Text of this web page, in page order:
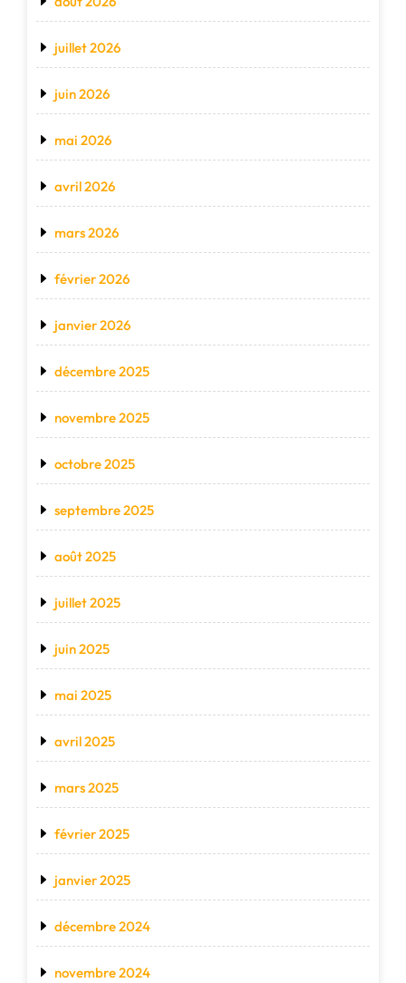
juillet 2026
juin 2026
mai 2026
avril 2026
mars 2026
février 2026
janvier 2026
décembre 2025
novembre 2025
octobre 2025
septembre 2025
août 2025
juillet 2025
juin 2025
mai 2025
avril 2025
mars 2025
février 2025
janvier 2025
décembre 2024
novembre 2024